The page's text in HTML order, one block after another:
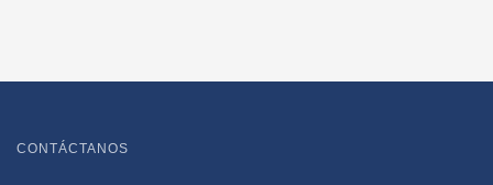
CONTÁCTANOS